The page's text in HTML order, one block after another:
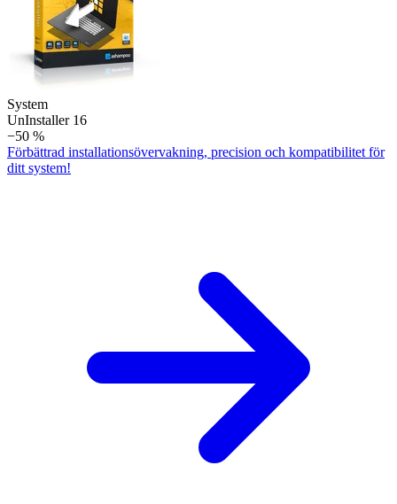
System
Un­Installer 16
−50 %
Förbättrad installationsövervakning, precision och kompatibilitet för
ditt system!